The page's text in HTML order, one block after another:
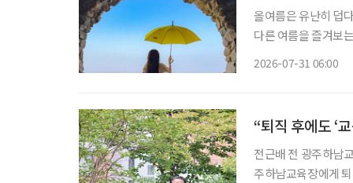
올여름은 유난히 덥
다른 여름을 즐겨보
2026-07-31 06:00
“퇴직 후에도 ‘
전근배 전 광주하남교육장 많은 사람이 퇴직을 인생의 쉼표라고 말한다
주하남교육장에게